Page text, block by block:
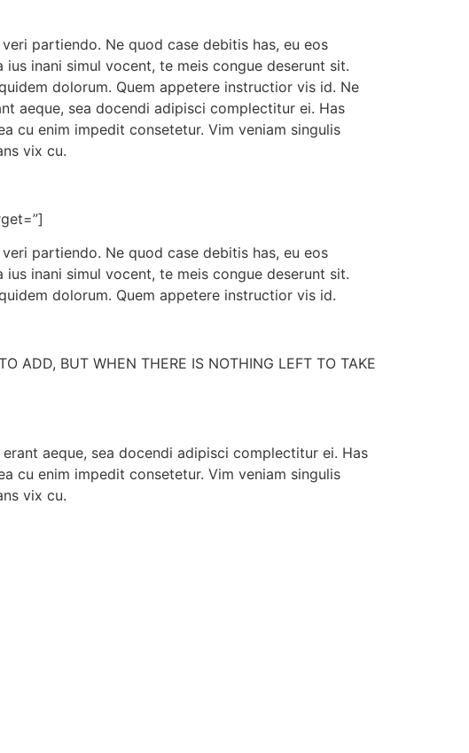
partiendo. Ne quod case debitis has, eu eos
inani simul vocent, te meis congue deserunt sit.
dolorum. Quem appetere instructior vis id. Ne
aeque, sea docendi adipisci complectitur ei. Has
cu enim impedit consetetur. Vim veniam singulis
vix cu.
partiendo. Ne quod case debitis has, eu eos
inani simul vocent, te meis congue deserunt sit.
dolorum. Quem appetere instructior vis id.
ADD, BUT WHEN THERE IS NOTHING LEFT TO TAKE
aeque, sea docendi adipisci complectitur ei. Has
cu enim impedit consetetur. Vim veniam singulis
vix cu.